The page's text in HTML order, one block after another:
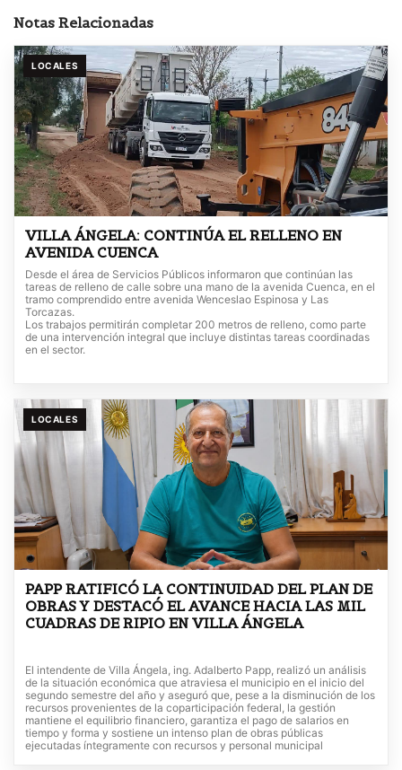
Notas Relacionadas
LOCALES
VILLA ÁNGELA: CONTINÚA EL RELLENO EN
AVENIDA CUENCA
Desde el área de Servicios Públicos informaron que continúan las
tareas de relleno de calle sobre una mano de la avenida Cuenca, en el
tramo comprendido entre avenida Wenceslao Espinosa y Las
Torcazas.
Los trabajos permitirán completar 200 metros de relleno, como parte
de una intervención integral que incluye distintas tareas coordinadas
en el sector.
LOCALES
PAPP RATIFICÓ LA CONTINUIDAD DEL PLAN DE
OBRAS Y DESTACÓ EL AVANCE HACIA LAS MIL
CUADRAS DE RIPIO EN VILLA ÁNGELA
El intendente de Villa Ángela, ing. Adalberto Papp, realizó un análisis
de la situación económica que atraviesa el municipio en el inicio del
segundo semestre del año y aseguró que, pese a la disminución de los
recursos provenientes de la coparticipación federal, la gestión
mantiene el equilibrio financiero, garantiza el pago de salarios en
tiempo y forma y sostiene un intenso plan de obras públicas
ejecutadas íntegramente con recursos y personal municipal